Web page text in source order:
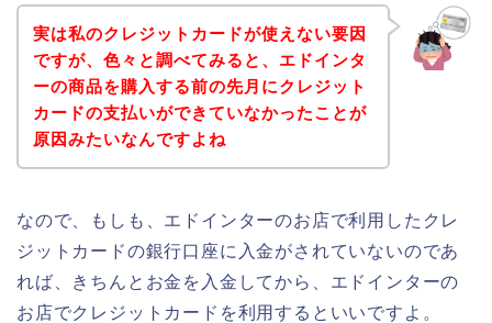
実は私のクレジットカードが使えない要因
ですが、色々と調べてみると、エドインタ
ーの商品を購入する前の先月にクレジット
カードの支払いができていなかったことが
原因みたいなんですよね
なので、もしも、エドインターのお店で利用したクレ
ジットカードの銀行口座に入金がされていないのであ
れば、きちんとお金を入金してから、エドインターの
お店でクレジットカードを利用するといいですよ。